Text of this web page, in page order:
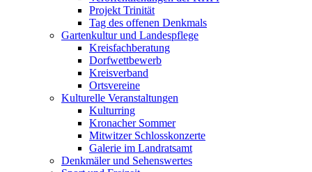
Projekt Trinität
Tag des offenen Denkmals
Gartenkultur und Landespflege
Kreisfachberatung
Dorfwettbewerb
Kreisverband
Ortsvereine
Kulturelle Veranstaltungen
Kulturring
Kronacher Sommer
Mitwitzer Schlosskonzerte
Galerie im Landratsamt
Denkmäler und Sehenswertes